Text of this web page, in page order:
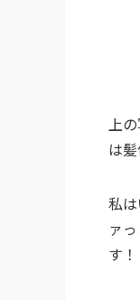
上
は
私
ァ
す！